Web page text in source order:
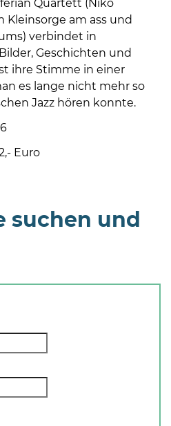
Quartett (Niko
Kleinsorge am ass und
verbindet in
Geschichten und
ihre Stimme in einer
es lange nicht mehr so
Jazz hören konnte.
Euro
suchen und